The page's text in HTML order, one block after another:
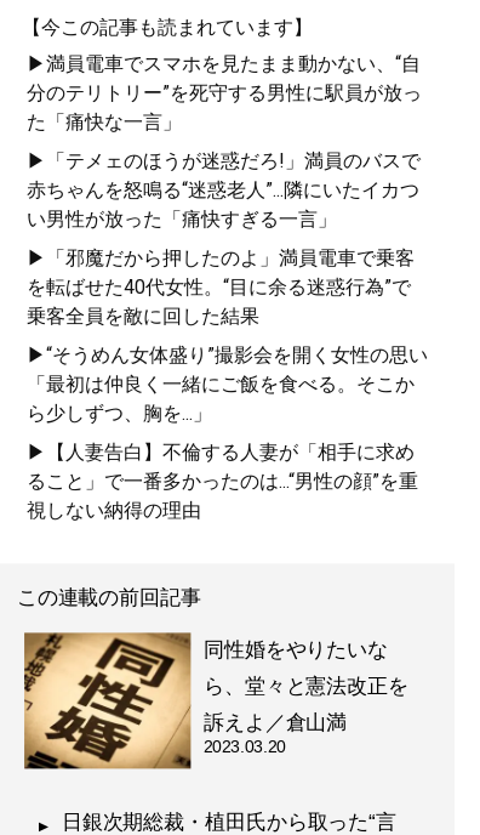
記事一覧へ
【今この記事も読まれています】
▶満員電車でスマホを見たまま動かない、“自
分のテリトリー”を死守する男性に駅員が放っ
た「痛快な一言」
▶「テメェのほうが迷惑だろ!」満員のバスで
赤ちゃんを怒鳴る“迷惑老人”...隣にいたイカつ
い男性が放った「痛快すぎる一言」
▶「邪魔だから押したのよ」満員電車で乗客
を転ばせた40代女性。“目に余る迷惑行為”で
乗客全員を敵に回した結果
▶“そうめん女体盛り”撮影会を開く女性の思い
「最初は仲良く一緒にご飯を食べる。そこか
ら少しずつ、胸を...」
▶【人妻告白】不倫する人妻が「相手に求め
ること」で一番多かったのは...“男性の顔”を重
視しない納得の理由
この連載の前回記事
同性婚をやりたいな
ら、堂々と憲法改正を
訴えよ／倉山満
2023.03.20
日銀次期総裁・植田氏から取った“言